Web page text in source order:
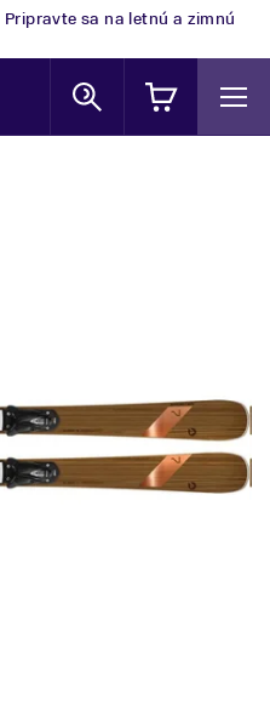
Pripravte sa na letnú a zimnú